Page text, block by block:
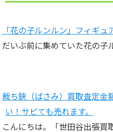
「花の子ルンルン」フィギュ
だいぶ前に集めていた花の子
裁ち鋏（ばさみ）買取査定金
い！サビても売れます。
こんにちは。「世田谷出張買